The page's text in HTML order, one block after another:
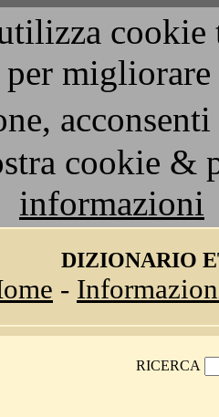
cookie &
informazioni
DIZIONARIO
-
RICERCA